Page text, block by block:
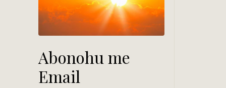
Abonohu me
Email